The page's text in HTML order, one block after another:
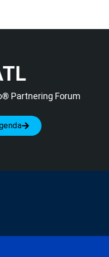
Partnering Forum